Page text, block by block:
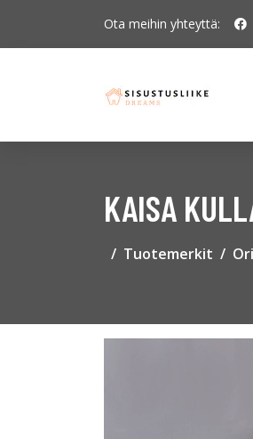
Ota meihin yhteyttä:
KAISA
Tuotemerkit